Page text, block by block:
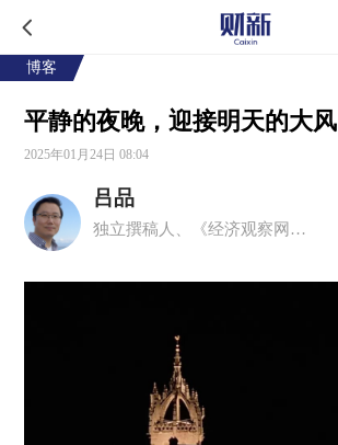
博客
平静的夜晚，迎接明天的大风
2025年01月24日 08:04
吕品
独立撰稿人、《经济观察网》特约记者